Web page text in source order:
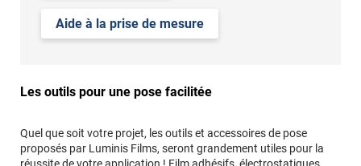
Aide à la prise de mesure
Les outils pour une pose facilitée
Quel que soit votre projet, les outils et accessoires de pose
proposés par Luminis Films, seront grandement utiles pour la